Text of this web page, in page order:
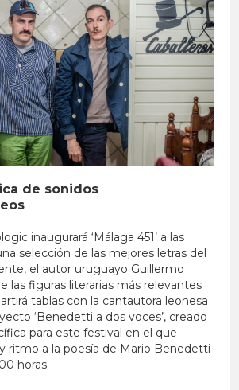
de sonidos
inaugurará ‘Málaga 451’ a las
selección de las mejores letras del
el autor uruguayo Guillermo
las figuras literarias más relevantes
tablas con la cantautora leonesa
‘Benedetti a dos voces’, creado
para este festival en el que
ritmo a la poesía de Mario Benedetti
horas.